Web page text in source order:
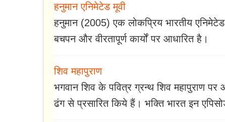
हनुमान एनिमेटेड मूवी
हनुमान (2005) एक लोकप्रिय भारतीय
बचपन और वीरतापूर्ण कार्यों पर आधारित है।
शिव महापुराण
भगवान शिव के पवित्र ग्रन्थ शिव महापुराण
ढंग से प्रसारित किये हैं। भक्ति भारत इन